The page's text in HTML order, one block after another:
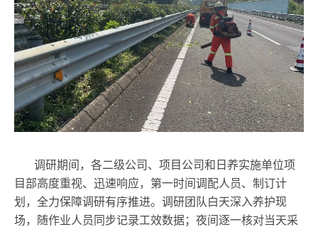
调研期间，各二级公司、项目公司和日养实施单位项
目部高度重视、迅速响应，第一时间调配人员、制订计
划，全力保障调研有序推进。调研团队白天深入养护现
场，随作业人员同步记录工效数据；夜间逐一核对当天采